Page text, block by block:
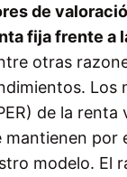
de
fija frente a
otras
Los
de la renta
mantienen por
modelo. El